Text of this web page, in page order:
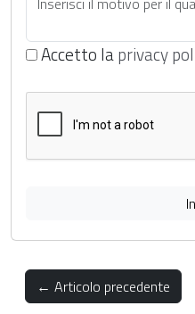
Accetto laprivacy
← Articolo precedente